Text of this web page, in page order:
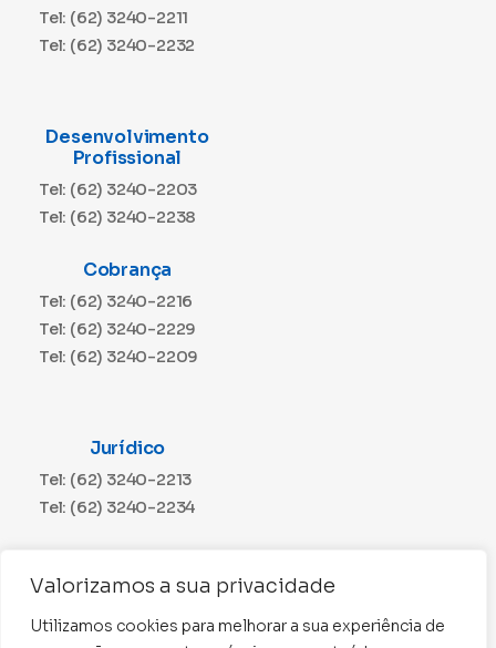
Valorizamos a sua privacidade
Utilizamos cookies para melhorar a sua experiência de
Tel: (62) 3240-2211
Tel: (62) 3240-2232
Desenvolvimento
Profissional
Tel: (62) 3240-2203
Tel: (62) 3240-2238
Cobrança
Tel: (62) 3240-2216
Tel: (62) 3240-2229
Tel: (62) 3240-2209
Jurídico
Tel: (62) 3240-2213
Tel: (62) 3240-2234
Tel: (62) 3240-2230